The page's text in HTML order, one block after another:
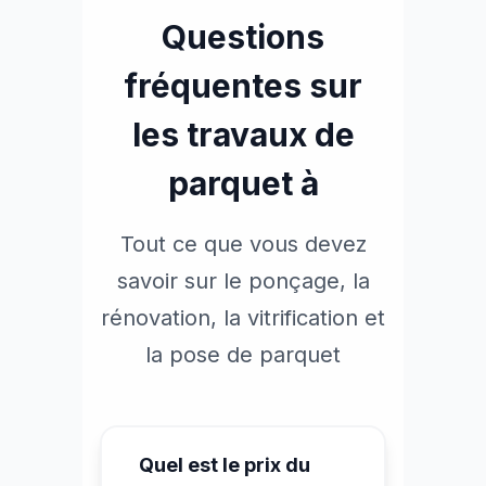
Questions
fréquentes sur
les travaux de
parquet à
Tout ce que vous devez
savoir sur le ponçage, la
rénovation, la vitrification et
la pose de parquet
Quel est le prix du